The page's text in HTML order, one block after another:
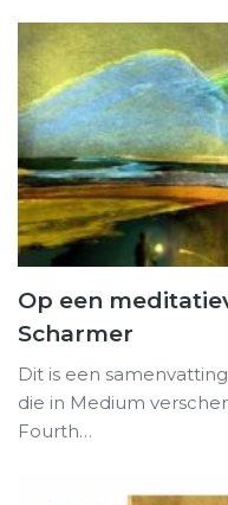
Op een
Scharmer
Dit is een
die in Medium
Fourth…